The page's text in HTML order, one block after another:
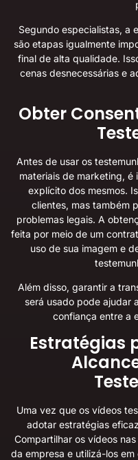
Segundo especialistas, a
são etapas igualmente
final de alta qualidade.
cenas desnecessárias e
Obter
Antes de usar os
materiais de marketing,
explícito dos mesmos.
clientes, mas também
problemas legais. A
feita por meio de um
uso de sua imagem e
Além disso, garantir a
será usado pode ajudar
confiança entre a
Estratégias
Uma vez que os vídeos
adotar estratégias
Compartilhar os vídeos
da empresa e utilizá-los